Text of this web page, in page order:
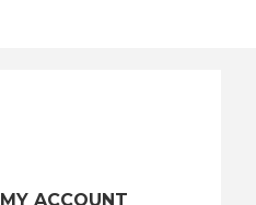
MY ACCOUNT